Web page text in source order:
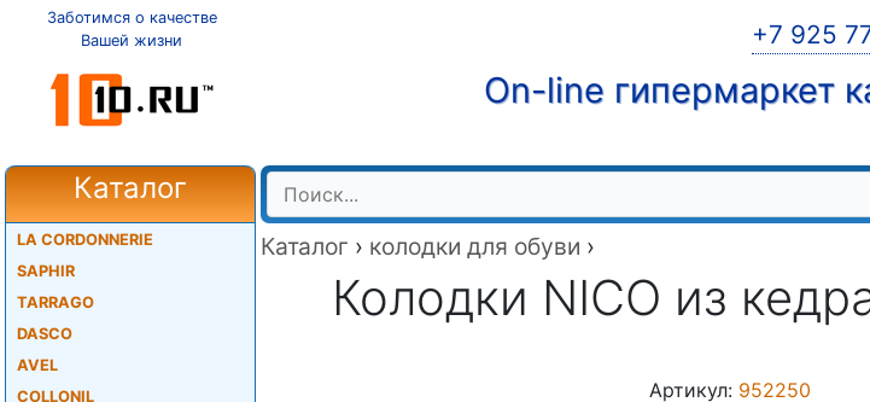
Заботимся о качестве
Вашей жизни
+7 925
On-line гипермаркет
Каталог
LA CORDONNERIE
SAPHIR
TARRAGO
DASCO
AVEL
COLLONIL
Каталог › колодки для обуви ›
Колодки NICO из
Артикул: 952250